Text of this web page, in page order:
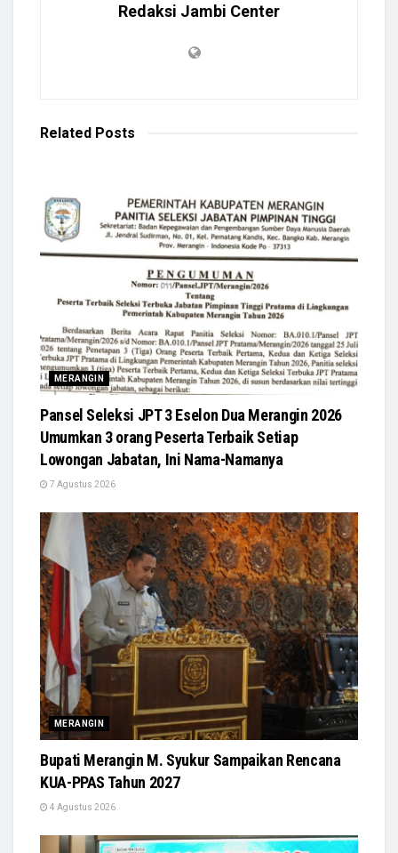
Redaksi Jambi Center
Related Posts
MERANGIN
Pansel Seleksi JPT 3 Eselon Dua Merangin 2026
Umumkan 3 orang Peserta Terbaik Setiap
Lowongan Jabatan, Ini Nama-Namanya
7 Agustus 2026
MERANGIN
Bupati Merangin M. Syukur Sampaikan Rencana
KUA-PPAS Tahun 2027
4 Agustus 2026